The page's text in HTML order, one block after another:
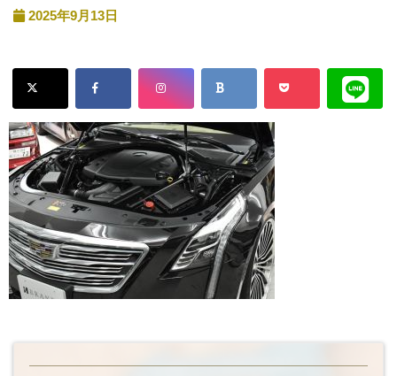
2025年9月13日